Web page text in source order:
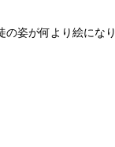
の姿が何より絵になり